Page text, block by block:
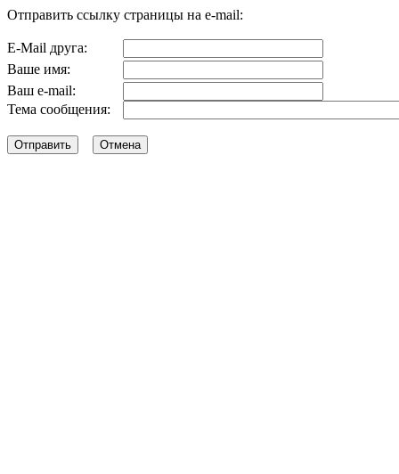
Отправить ссылку страницы на e-mail:
E-Mail друга:
Ваше имя:
Ваш e-mail:
Тема сообщения: